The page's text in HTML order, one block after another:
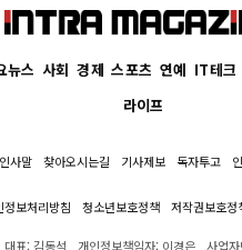
뉴스 사회 경제 스포츠 연예 IT테크
라이프
인사말 찾아오시는길 기사제보 독자투고
정보처리방침 청소년보호정책 저작권보호정
대표: 김동석 개인정보책임자: 이경은 사업